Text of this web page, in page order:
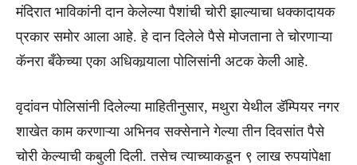
मंदिरात भाविकांनी दान केलेल्या पैशांची चोरी झाल्याचा धक्कादायक
प्रकार समोर आला आहे. हे दान दिलेले पैसे मोजताना ते चोरणाऱ्या
कॅनरा बँकेच्या एका अधिकार्‍याला पोलिसांनी अटक केली आहे.
वृदांवन पोलिसांनी दिलेल्या माहितीनुसार, मथुरा येथील डॅम्पियर नगर
शाखेत काम करणाऱ्या अभिनव सक्सेनाने गेल्या तीन दिवसांत पैसे
चोरी केल्याची कबुली दिली. तसेच त्याच्याकडून ९ लाख रुपयांपेक्षा